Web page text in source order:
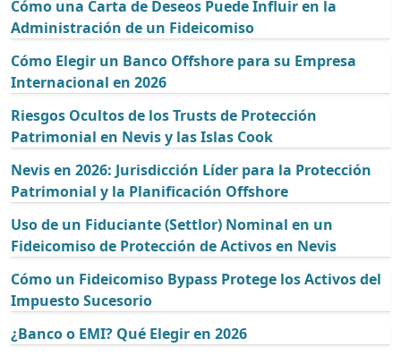
Cómo una Carta de Deseos Puede Influir en la
Administración de un Fideicomiso
Cómo Elegir un Banco Offshore para su Empresa
Internacional en 2026
Riesgos Ocultos de los Trusts de Protección
Patrimonial en Nevis y las Islas Cook
Nevis en 2026: Jurisdicción Líder para la Protección
Patrimonial y la Planificación Offshore
Uso de un Fiduciante (Settlor) Nominal en un
Fideicomiso de Protección de Activos en Nevis
Cómo un Fideicomiso Bypass Protege los Activos del
Impuesto Sucesorio
¿Banco o EMI? Qué Elegir en 2026